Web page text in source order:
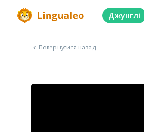
Джунглі
Повернутися назад